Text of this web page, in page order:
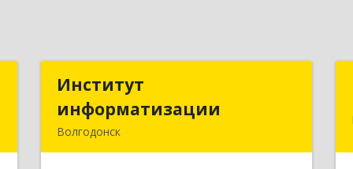
Институт
информатизации
Волгодонск
информатизации